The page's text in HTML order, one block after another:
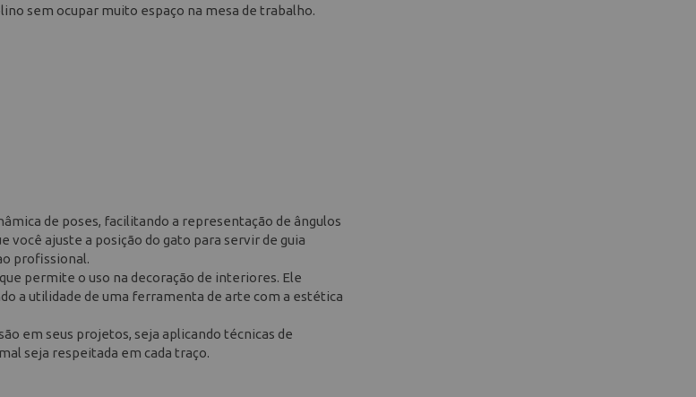
sem ocupar muito espaço na mesa de trabalho.
de poses, facilitando a representação de ângulos
ajuste a posição do gato para servir de guia
profissional.
permite o uso na decoração de interiores. Ele
a utilidade de uma ferramenta de arte com a estética
em seus projetos, seja aplicando técnicas de
seja respeitada em cada traço.